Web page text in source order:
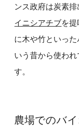
ンス政府は炭素
イニシアチブを
に木や竹といっ
いう昔から使わ
す。
農場でのバ